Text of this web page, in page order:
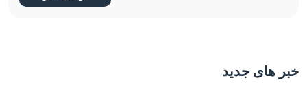
خبر های جدید